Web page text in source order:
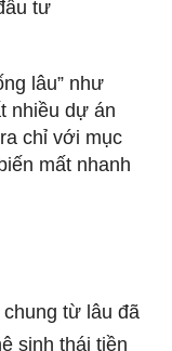
tư
lâu” như
nhiều dự án
chỉ với mục
mất nhanh
từ lâu đã
sinh thái tiền